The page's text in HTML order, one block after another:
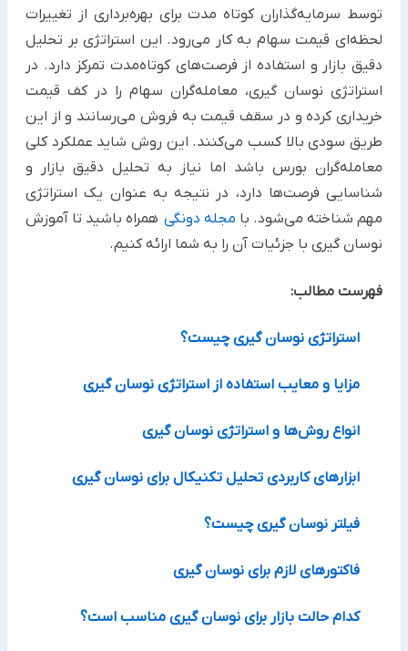
توسط سرمایه‌گذاران کوتاه ‌مدت برای بهره‌برداری از تغییرات
لحظه‌ای قیمت سهام به کار می‌رود. این استراتژی بر تحلیل
دقیق بازار و استفاده از فرصت‌های کوتاه‌مدت تمرکز دارد. در
استراتژی نوسان گیری، معامله‌گران سهام را در کف قیمت
خریداری کرده و در سقف قیمت به فروش می‌رسانند و از این
طریق سودی بالا کسب می‌کنند. این روش شاید عملکرد کلی
معامله‌گران بورس باشد اما نیاز به تحلیل دقیق بازار و
شناسایی فرصت‌ها دارد، در نتیجه به عنوان یک استراتژی
مهم شناخته می‌شود. با مجله دونگی همراه باشید تا آموزش
نوسان گیری با جزئیات آن را به شما ارائه کنیم.
فهرست مطالب:
استراتژی نوسان گیری چیست؟
مزایا و معایب استفاده از استراتژی نوسان گیری
انواع روش‌ها و استراتژی نوسان گیری
ابزارهای کاربردی تحلیل تکنیکال برای نوسان‌ گیری
فیلتر نوسان‌ گیری چیست؟
فاکتورهای لازم برای نوسان‌ گیری
کدام حالت بازار برای نوسان گیری مناسب است؟